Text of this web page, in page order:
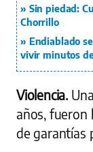
Sin piedad:
Chorrillo
Endiablado
vivir minutos
Violencia.
años, fueron
de garantías